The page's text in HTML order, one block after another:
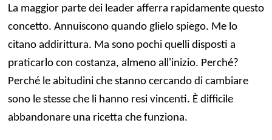
La maggior parte dei leader afferra rapidamente questo
concetto. Annuiscono quando glielo spiego. Me lo
citano addirittura. Ma sono pochi quelli disposti a
praticarlo con costanza, almeno all'inizio. Perché?
Perché le abitudini che stanno cercando di cambiare
sono le stesse che li hanno resi vincenti. È difficile
abbandonare una ricetta che funziona.